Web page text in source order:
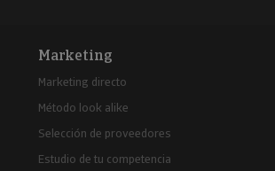
Marketing
Marketing directo
Método look alike
Selección de proveedores
Estudio de tu competencia